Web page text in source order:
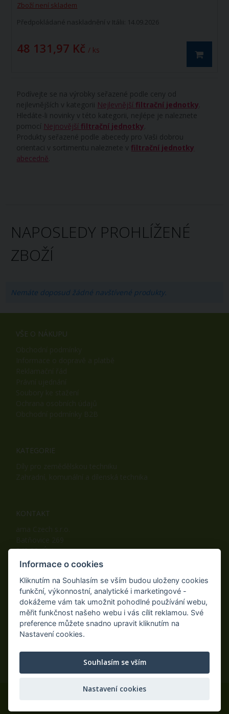
Zboží není skladem
Předpokládané naskladnění v Itálii: 14.09.2026
48 131,97 Kč / ks
Podívejte se na výrobky seřazené podle ceny od
nejlevnějších v kategorii Nejlevnějšífiltrační jednotky
Hledáte-li novinky v této kategorii, nejlépe je naleznete
pomocí Nejnovějšífiltrační jednotky
Produkty seřazené podle abecedy pro Vaši dobrou
orientaci v sortimentu naleznete vfiltrační jednotky
abecedně
NAPOSLEDY PROHLÍŽENÉ
ZBOŽÍ
Nemáte doposud žádné navštívené produkty.
VŠE O NÁKUPU
KATEGORIE
KONTAKT
542 32, Úpice
Telefon: +420 498 100 050
Fax: +420 498 100 051
E-mail:info@ama-zahrada.cz
Web:www.ama-zahrada.cz
NAJDETE NÁS TAKÉ NA:
Informace o cookies
Kliknutím na Souhlasím se vším budou uloženy cookies
funkční, výkonnostní, analytické i marketingové -
dokážeme vám tak umožnit pohodlné používání webu,
měřit funkčnost našeho webu i vás cílit reklamou. Své
preference můžete snadno upravit kliknutím na
Nastavení cookies.
Souhlasím se vším
Nastavení cookies